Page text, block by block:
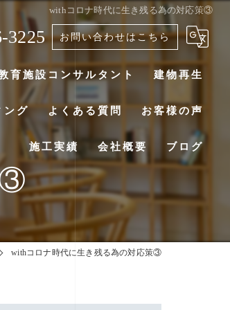
withコロナ時代に生き残る為の対応策③
3225 お問い合わせはこちら
育施設コンサルタント 建物再生
ング よくある質問 お客様の声
施工実績 会社概要 ブログ
③
withコロナ時代に生き残る為の対応策③